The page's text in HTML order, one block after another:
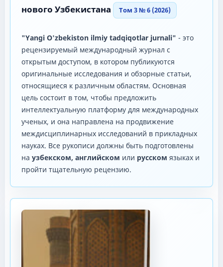
нового Узбекистана
Том 3 № 6 (2026)
"Yangi O'zbekiston ilmiy tadqiqotlar jurnali" - это
рецензируемый международный журнал с
открытым доступом, в котором публикуются
оригинальные исследования и обзорные статьи,
относящиеся к различным областям. Основная
цель состоит в том, чтобы предложить
интеллектуальную платформу для международных
ученых, и она направлена ​​на продвижение
междисциплинарных исследований в прикладных
науках. Все рукописи должны быть подготовлены
на узбекском, английском или русском языках и
пройти тщательную рецензию.